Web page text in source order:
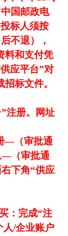
国邮政电
标人须按
不退），
料和支付凭
应平台”对
标文件。
注册。网址
—（审批通
—（审批通
下角“供应
：完成“注
人/企业账户